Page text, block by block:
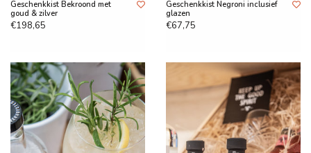
Geschenkkist Bekroond met
goud & zilver
€198,65
Geschenkkist Negroni inclusief
glazen
€67,75